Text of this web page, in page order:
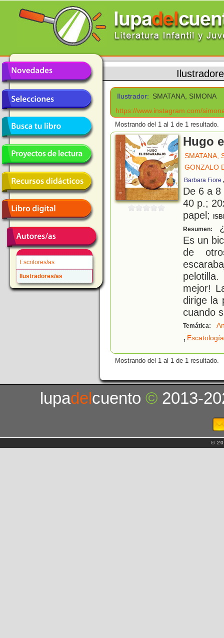
Escritores/as
Ilustradores/as
Ilustrador: SMATANA, SIMONA
https://www.instagram.com/
Mostrando del 1 al 1 de 1 resultado.
Hugo
SMATANA,
GONZALO
Barbara Fiore
De 6 a
40 p.;
papel;
Resumen:
Es un
de
mejor!
dirige la
cuando
Temática:
, Escatología
Mostrando del 1 al 1 de 1 resultado.
lupadelcuento© 2013-
©